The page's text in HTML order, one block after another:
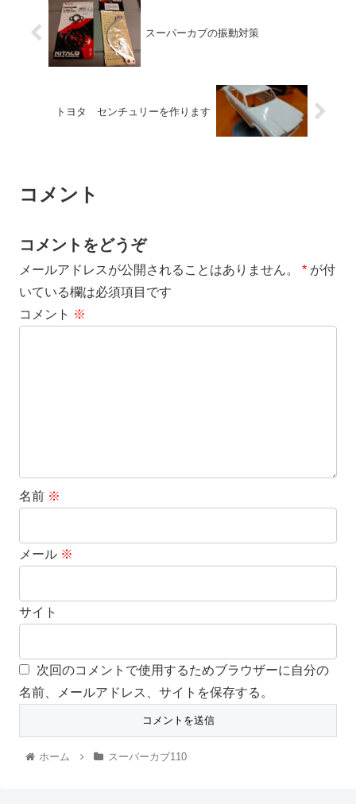
スーパーカブの振動対策
トヨタ センチュリーを作ります
コメント
コメントをどうぞ
メールアドレスが公開されることはありません。 * が付
いている欄は必須項目です
コメント ※
名前 ※
メール ※
サイト
次回のコメントで使用するためブラウザーに自分の
名前、メールアドレス、サイトを保存する。
ホーム スーパーカブ110